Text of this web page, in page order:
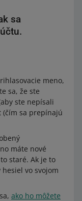
sa
meno,
sa, že ste
ste nepísali
(čím sa prepínajú
máte nové
staré. Ak je to
vo svojom
ako ho môžete